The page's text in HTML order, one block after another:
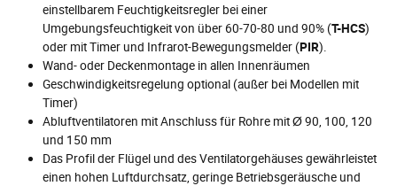
einstellbarem Feuchtigkeitsregler bei einer
Umgebungsfeuchtigkeit von über 60-70-80 und 90% (T-HCS)
oder mit Timer und Infrarot-Bewegungsmelder (PIR).
Wand- oder Deckenmontage in allen Innenräumen
Geschwindigkeitsregelung optional (außer bei Modellen mit
Timer)
Abluftventilatoren mit Anschluss für Rohre mit Ø 90, 100, 120
und 150 mm
Das Profil der Flügel und des Ventilatorgehäuses gewährleistet
einen hohen Luftdurchsatz, geringe Betriebsgeräusche und